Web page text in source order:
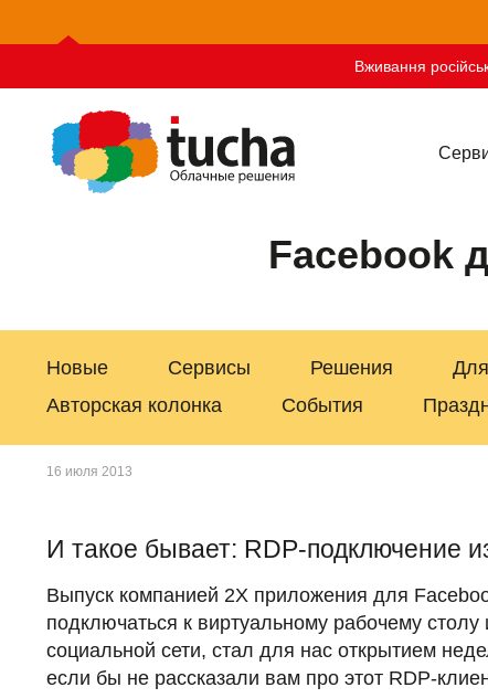
Вживання
Facebook
Новые Сервисы Решения
Авторская колонка
События
16 июля 2013
И такое бывает: RDP-подключение
Выпуск компанией 2X приложения для
подключаться к виртуальному рабочему столу
социальной сети, стал для нас открытием
если бы не рассказали вам про этот RDP-